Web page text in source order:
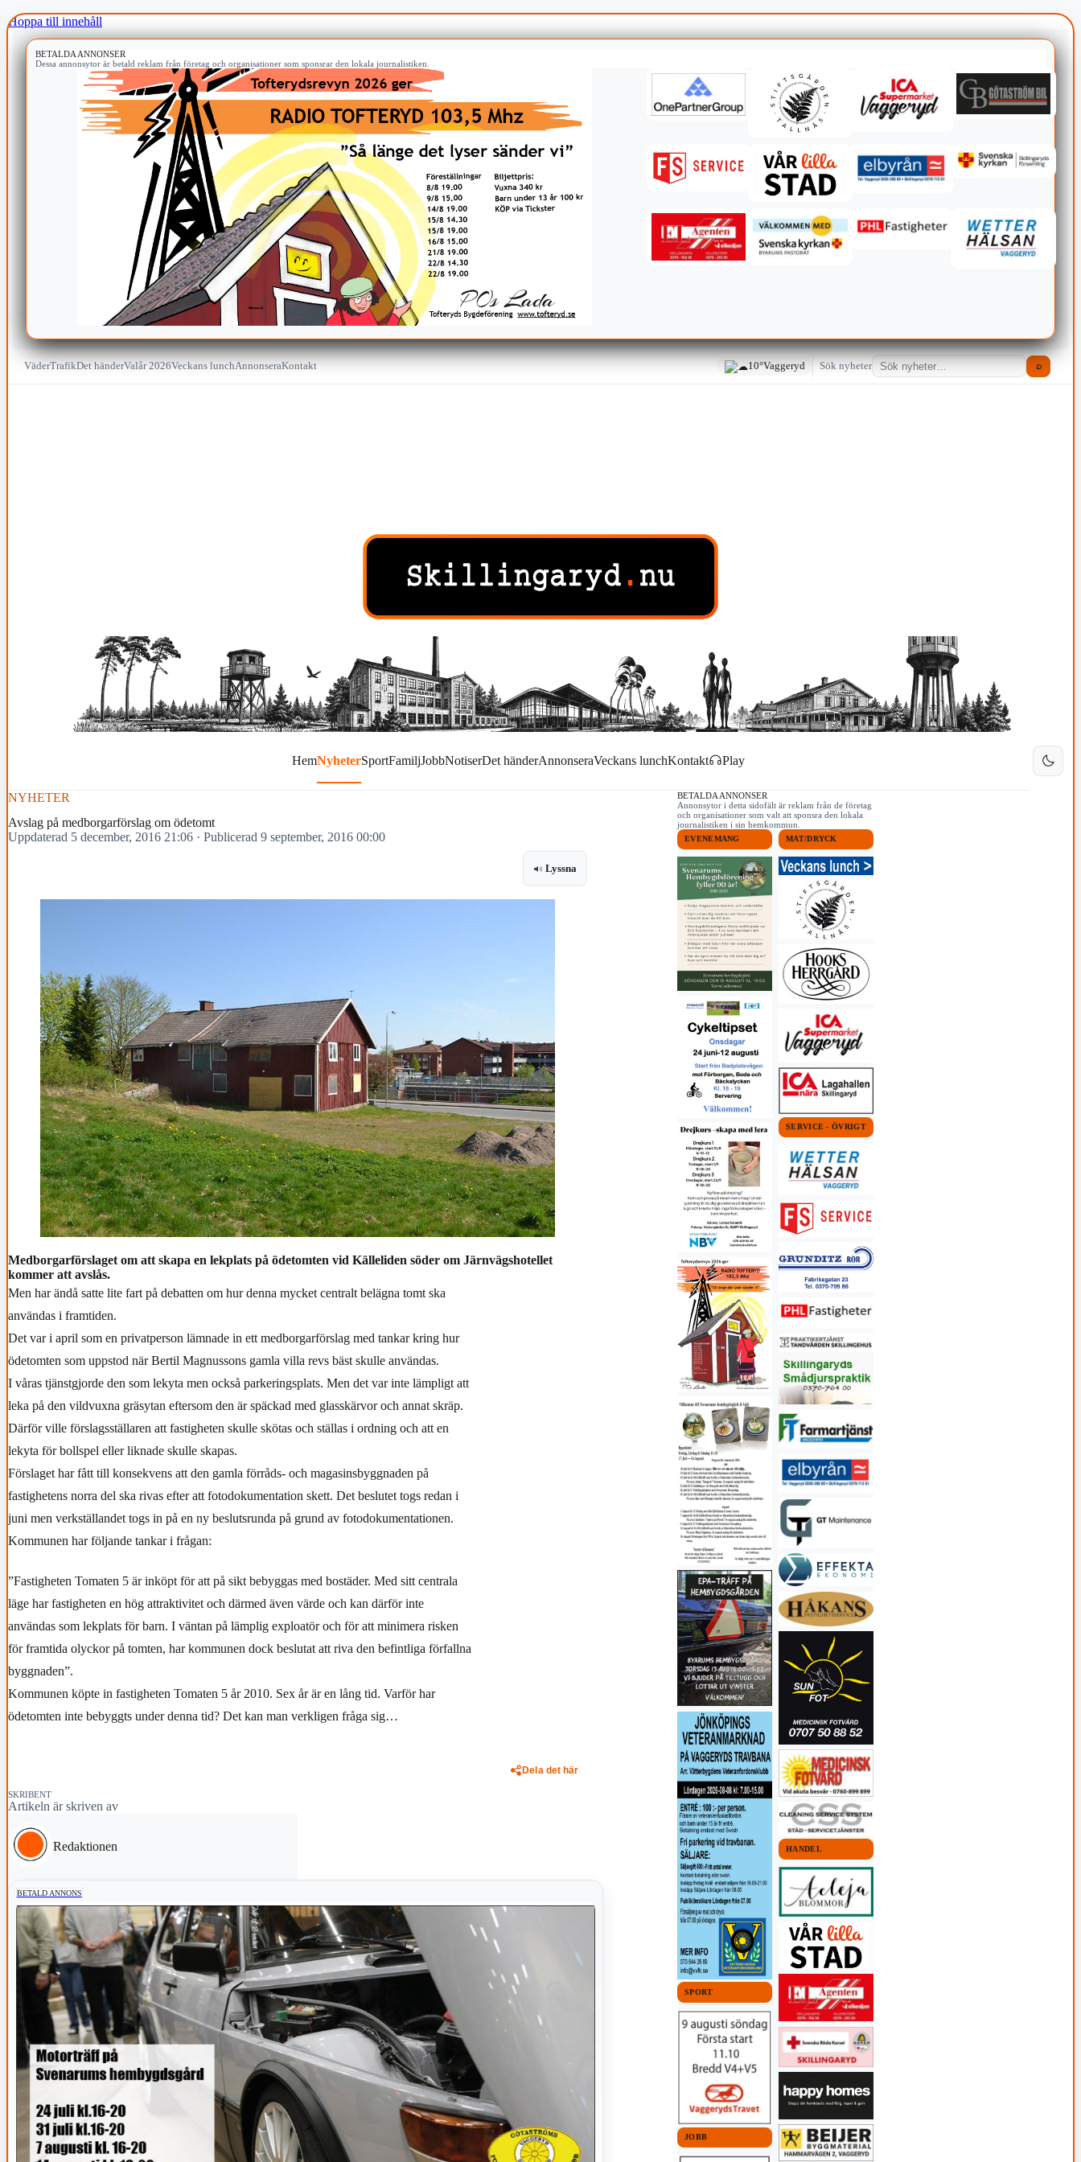
Hoppa till innehåll
BETALDA ANNONSER
Dessa annonsytor är betald reklam från företag och organisationer som sponsrar den lokala journalistiken.
VäderTrafikDet händerValår 2026Veckans lunchAnnonseraKontakt 10°Vaggeryd Sök nyheter ⌕
HemNyheterSportFamiljJobbNotiserDet händerAnnonseraVeckans lunchKontakt Play
NYHETER
Avslag på medborgarförslag om ödetomt
Uppdaterad 5 december, 2016 21:06 · Publicerad 9 september, 2016 00:00
Lyssna
Medborgarförslaget om att skapa en lekplats på ödetomten vid Källeliden söder om Järnvägshotellet
kommer att avslås.
Men har ändå satte lite fart på debatten om hur denna mycket centralt belägna tomt ska
användas i framtiden.
Det var i april som en privatperson lämnade in ett medborgarförslag med tankar kring hur
ödetomten som uppstod när Bertil Magnussons gamla villa revs bäst skulle användas.
I våras tjänstgjorde den som lekyta men också parkeringsplats. Men det var inte lämpligt att
leka på den vildvuxna gräsytan eftersom den är späckad med glasskärvor och annat skräp.
Därför ville förslagsställaren att fastigheten skulle skötas och ställas i ordning och att en
lekyta för bollspel eller liknade skulle skapas.
Förslaget har fått till konsekvens att den gamla förråds- och magasinsbyggnaden på
fastighetens norra del ska rivas efter att fotodokumentation skett. Det beslutet togs redan i
juni men verkställandet togs in på en ny beslutsrunda på grund av fotodokumentationen.
Kommunen har följande tankar i frågan:
”Fastigheten Tomaten 5 är inköpt för att på sikt bebyggas med bostäder. Med sitt centrala
läge har fastigheten en hög attraktivitet och därmed även värde och kan därför inte
användas som lekplats för barn. I väntan på lämplig exploatör och för att minimera risken
för framtida olyckor på tomten, har kommunen dock beslutat att riva den befintliga förfallna
byggnaden”.
Kommunen köpte in fastigheten Tomaten 5 år 2010. Sex år är en lång tid. Varför har
ödetomten inte bebyggts under denna tid? Det kan man verkligen fråga sig…
Dela det här
SKRIBENT
Artikeln är skriven av
Redaktionen
BETALD ANNONS
BETALDA ANNONSER
Annonsytor i detta sidofält är reklam från de företag
och organisationer som valt att sponsra den lokala
journalistiken i sin hemkommun.
EVENEMANG
SPORT
JOBB
MAT/DRYCK
SERVICE - ÖVRIGT
HANDEL